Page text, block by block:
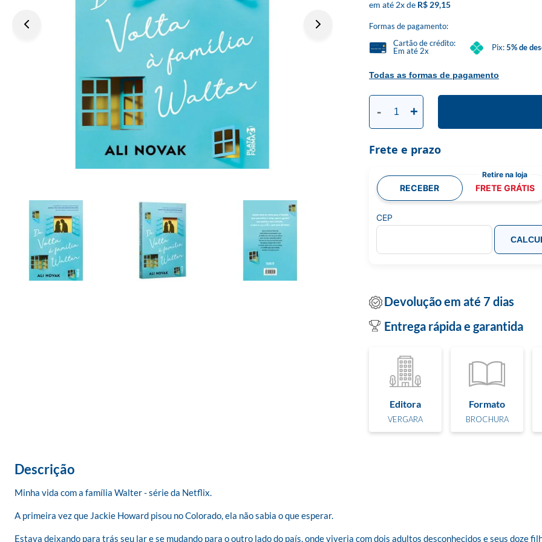
2x R$ 29,15
Formas de pagamento:
Todas as formas de pagamento
Cartão de crédito:
Em até 2x
Pix:5% de
- +
Frete e prazo
RECEBER FRETE GRÁTIS
CEP
Devolução em até 7 dias
Entrega rápida e garantida
Editora
VERGARA
Formato
BROCHURA
Descrição
Minha vida com a família Walter - série da Netflix.
A primeira vez que Jackie Howard pisou no Colorado, ela não sabia o que esperar.
Estava deixando para trás seu lar e se mudando para o outro lado do país, onde viveria com dois adultos desconhecidos e seus doze